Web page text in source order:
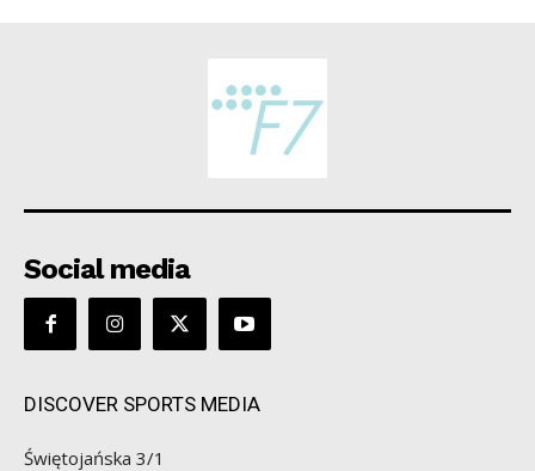
Social media
DISCOVER SPORTS MEDIA
Świętojańska 3/1